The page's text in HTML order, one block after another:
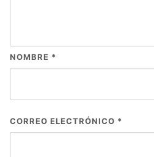
NOMBRE *
CORREO ELECTRÓNICO *